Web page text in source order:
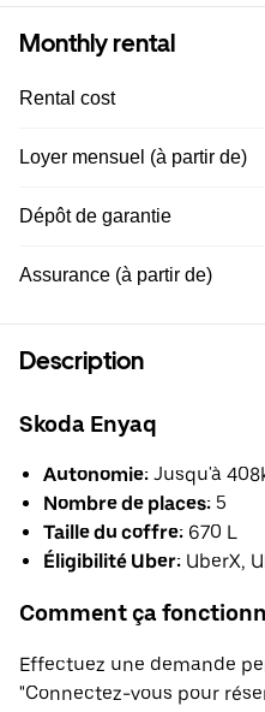
Monthly rental
Rental cost
Loyer mensuel (à partir de)
Dépôt de garantie
Assurance (à partir de)
Description
Skoda Enyaq
Autonomie: Jusqu'à
Nombre de places: 5
Taille du coffre: 670 L
Éligibilité Uber: UberX,
Comment ça
Effectuez une demande
"Connectez-vous pour